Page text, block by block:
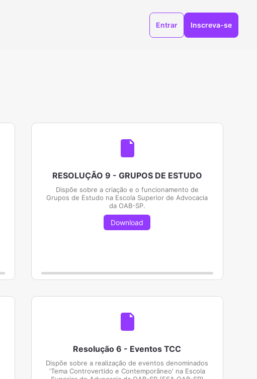
Entrar Inscreva-se
RESOLUÇÃO 9 - GRUPOS DE ESTUDO
Dispõe sobre a criação e o funcionamento de
Grupos de Estudo na Escola Superior de Advocacia
da OAB-SP.
Download
Resolução 6 - Eventos TCC
Dispõe sobre a realização de eventos denominados
'Tema Controvertido e Contemporâneo' na Escola